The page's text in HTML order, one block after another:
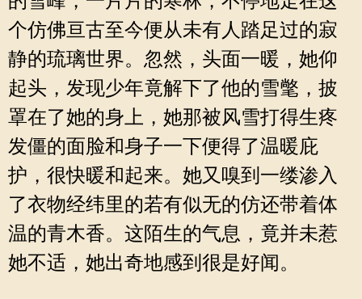
个仿佛亘古至今便从未有人踏足过的寂
静的琉璃世界。忽然，头面一暖，她仰
起头，发现少年竟解下了他的雪氅，披
罩在了她的身上，她那被风雪打得生疼
发僵的面脸和身子一下便得了温暖庇
护，很快暖和起来。她又嗅到一缕渗入
了衣物经纬里的若有似无的仿还带着体
温的青木香。这陌生的气息，竟并未惹
她不适，她出奇地感到很是好闻。